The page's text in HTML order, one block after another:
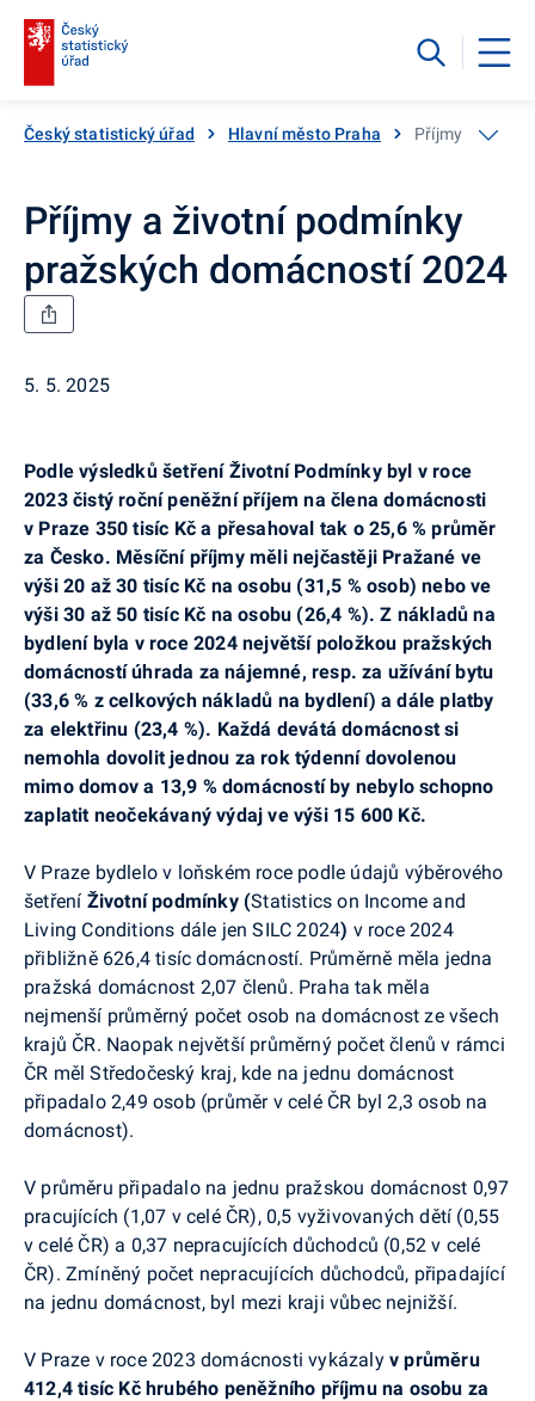
Český statistický úřad Hlavní město Praha Příjmy a
Příjmy a životní podmínky
pražských domácností 2024
5. 5. 2025
Podle výsledků šetření Životní Podmínky byl v roce
2023 čistý roční peněžní příjem na člena domácnosti
v Praze 350 tisíc Kč a přesahoval tak o 25,6 % průměr
za Česko. Měsíční příjmy měli nejčastěji Pražané ve
výši 20 až 30 tisíc Kč na osobu (31,5 % osob) nebo ve
výši 30 až 50 tisíc Kč na osobu (26,4 %). Z nákladů na
bydlení byla v roce 2024 největší položkou pražských
domácností úhrada za nájemné, resp. za užívání bytu
(33,6 % z celkových nákladů na bydlení) a dále platby
za elektřinu (23,4 %). Každá devátá domácnost si
nemohla dovolit jednou za rok týdenní dovolenou
mimo domov a 13,9 % domácností by nebylo schopno
zaplatit neočekávaný výdaj ve výši 15 600 Kč.
V Praze bydlelo v loňském roce podle údajů výběrového
šetření Životní podmínky (Statistics on Income and
Living Conditions dále jen SILC 2024) v roce 2024
přibližně 626,4 tisíc domácností. Průměrně měla jedna
pražská domácnost 2,07 členů. Praha tak měla
nejmenší průměrný počet osob na domácnost ze všech
krajů ČR. Naopak největší průměrný počet členů v rámci
ČR měl Středočeský kraj, kde na jednu domácnost
připadalo 2,49 osob (průměr v celé ČR byl 2,3 osob na
domácnost).
V průměru připadalo na jednu pražskou domácnost 0,97
pracujících (1,07 v celé ČR), 0,5 vyživovaných dětí (0,55
v celé ČR) a 0,37 nepracujících důchodců (0,52 v celé
ČR). Zmíněný počet nepracujících důchodců, připadající
na jednu domácnost, byl mezi kraji vůbec nejnižší.
V Praze v roce 2023 domácnosti vykázaly v průměru
412,4 tisíc Kč hrubého peněžního příjmu na osobu za